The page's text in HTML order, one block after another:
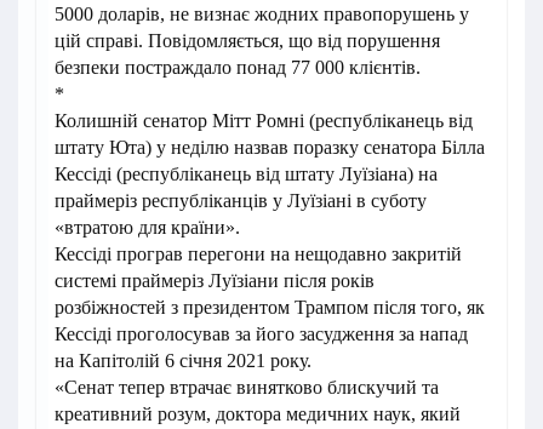
5000 доларів, не визнає жодних правопорушень у
цій справі. Повідомляється, що від порушення
безпеки постраждало понад 77 000 клієнтів.
*
Колишній сенатор Мітт Ромні (республіканець від
штату Юта) у неділю назвав поразку сенатора Білла
Кессіді (республіканець від штату Луїзіана) на
праймеріз республіканців у Луїзіані в суботу
«втратою для країни».
Кессіді програв перегони на нещодавно закритій
системі праймеріз Луїзіани після років
розбіжностей з президентом Трампом після того, як
Кессіді проголосував за його засудження за напад
на Капітолій 6 січня 2021 року.
«Сенат тепер втрачає винятково блискучий та
креативний розум, доктора медичних наук, який